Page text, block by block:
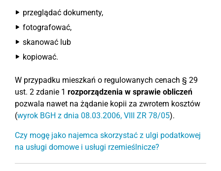
przeglądać dokumenty,
fotografować,
skanować lub
kopiować.
W przypadku mieszkań o regulowanych cenach § 29
ust. 2 zdanie 1 rozporządzenia w sprawie obliczeń
pozwala nawet na żądanie kopii za zwrotem kosztów
(wyrok BGH z dnia 08.03.2006, VIII ZR 78/05).
Czy mogę jako najemca skorzystać z ulgi podatkowej
na usługi domowe i usługi rzemieślnicze?